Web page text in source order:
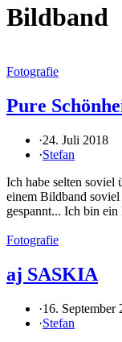
Bildband
Fotografie
Pure
·24. Juli 2018
·Stefan
Ich habe selten soviel
einem Bildband
gespannt... Ich bin
Fotografie
aj SASKIA
·16. September
·Stefan